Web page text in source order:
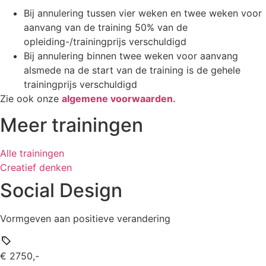
Bij annulering tussen vier weken en twee weken voor
aanvang van de training 50% van de
opleiding-/trainingprijs verschuldigd
Bij annulering binnen twee weken voor aanvang
alsmede na de start van de training is de gehele
trainingprijs verschuldigd
Zie ook onze algemene voorwaarden.
Meer trainingen
Alle trainingen
Creatief denken
Social Design
Vormgeven aan positieve verandering
€ 2750,-